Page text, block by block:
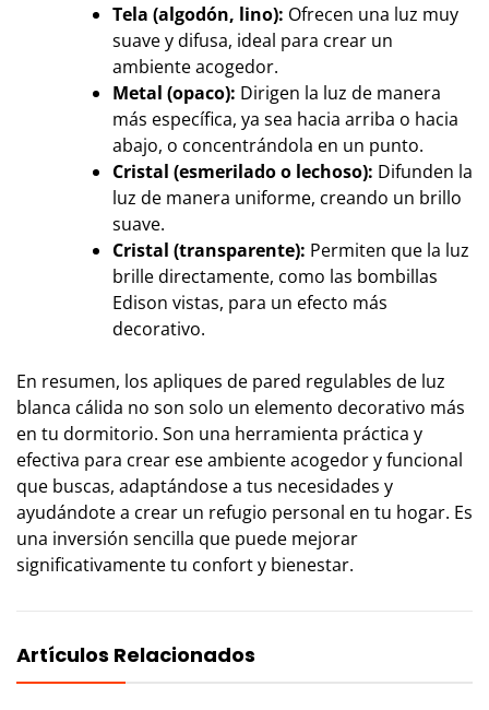
Tela (algodón, lino): Ofrecen una luz muy
suave y difusa, ideal para crear un
ambiente acogedor.
Metal (opaco): Dirigen la luz de manera
más específica, ya sea hacia arriba o hacia
abajo, o concentrándola en un punto.
Cristal (esmerilado o lechoso): Difunden la
luz de manera uniforme, creando un brillo
suave.
Cristal (transparente): Permiten que la luz
brille directamente, como las bombillas
Edison vistas, para un efecto más
decorativo.
En resumen, los apliques de pared regulables de luz
blanca cálida no son solo un elemento decorativo más
en tu dormitorio. Son una herramienta práctica y
efectiva para crear ese ambiente acogedor y funcional
que buscas, adaptándose a tus necesidades y
ayudándote a crear un refugio personal en tu hogar. Es
una inversión sencilla que puede mejorar
significativamente tu confort y bienestar.
Artículos Relacionados